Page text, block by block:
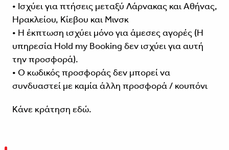
• Ισχύει για πτήσεις μεταξύ Λάρνακας και Αθήνας,
Ηρακλείου, Κίεβου και Μινσκ
• Η έκπτωση ισχύει μόνο για άμεσες αγορές (Η
υπηρεσία Hold my Booking δεν ισχύει για αυτή
την προσφορά).
• Ο κωδικός προσφοράς δεν μπορεί να
συνδυαστεί με καμία άλλη προσφορά / κουπόνι
Κάνε κράτηση εδώ.